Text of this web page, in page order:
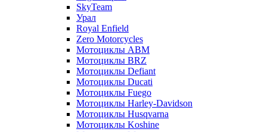
SkyTeam
Урал
Royal Enfield
Zero Motorcycles
Мотоциклы ABM
Мотоциклы BRZ
Мотоциклы Defiant
Мотоциклы Ducati
Мотоциклы Fuego
Мотоциклы Harley-Davidson
Мотоциклы Husqvarna
Мотоциклы Koshine